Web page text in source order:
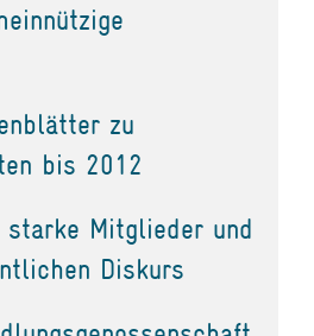
zu
bis 2012
starke Mitglieder und
Diskurs